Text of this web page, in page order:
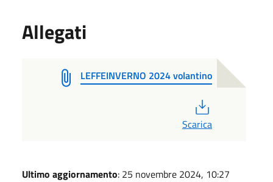
Allegati
LEFFEINVERNO 2024 volantino
Scarica
Ultimo aggiornamento: 25 novembre 2024, 10:27